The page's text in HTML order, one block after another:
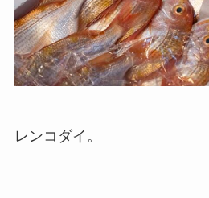
レンコダイ。